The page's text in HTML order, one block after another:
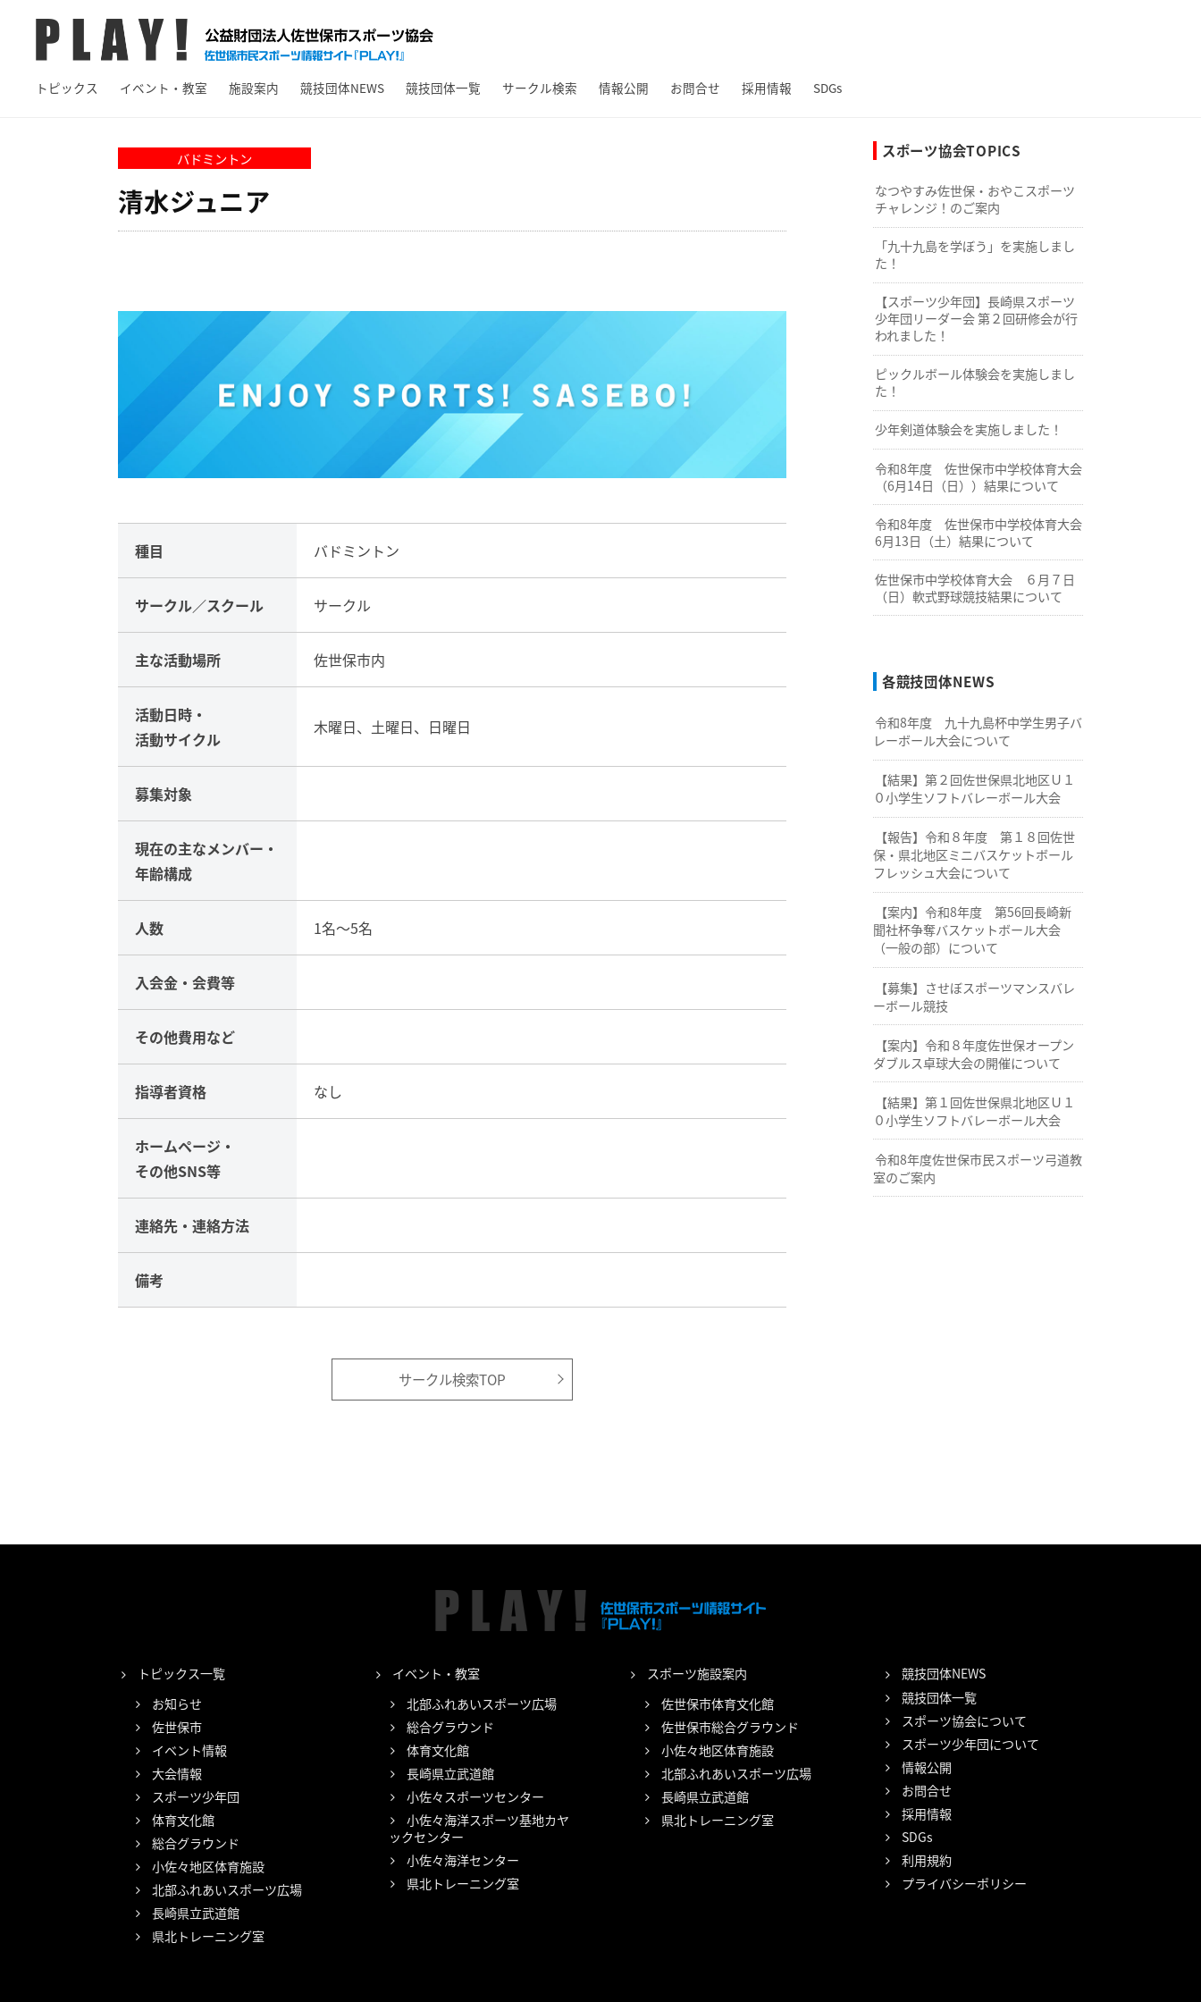
L世
トピックス イベント・教室 施設案内 競技団体NEWS 競技団体一覧 サークル検索 情報公開 お問合せ 採用情報 SDGs
バドミントン
清水ジュニア
種目 バドミントン
サークル／スクール サークル
主な活動場所 佐世保市内
活動日時・
活動サイクル
木曜日、土曜日、日曜日
募集対象
現在の主なメンバー・
年齢構成
人数 1名～5名
入会金・会費等
その他費用など
指導者資格 なし
ホームページ・
その他SNS等
連絡先・連絡方法
備考
サークル検索TOP
スポーツ協会TOPICS
なつやすみ佐世保・おやこスポーツ
チャレンジ！のご案内
「九十九島を学ぼう」を実施しまし
た！
【スポーツ少年団】長崎県スポーツ
少年団リーダー会 第２回研修会が行
われました！
ピックルボール体験会を実施しまし
た！
少年剣道体験会を実施しました！
令和8年度 佐世保市中学校体育大会
（6月14日（日））結果について
令和8年度 佐世保市中学校体育大会
6月13日（土）結果について
佐世保市中学校体育大会 ６月７日
（日）軟式野球競技結果について
各競技団体NEWS
令和8年度 九十九島杯中学生男子バ
レーボール大会について
【結果】第２回佐世保県北地区Ｕ１
０小学生ソフトバレーボール大会
【報告】令和８年度 第１８回佐世
保・県北地区ミニバスケットボール
フレッシュ大会について
【案内】令和8年度 第56回長崎新
聞社杯争奪バスケットボール大会
（一般の部）について
【募集】させぼスポーツマンスバレ
ーボール競技
【案内】令和８年度佐世保オープン
ダブルス卓球大会の開催について
【結果】第１回佐世保県北地区Ｕ１
０小学生ソフトバレーボール大会
令和8年度佐世保市民スポーツ弓道教
室のご案内
トピックス一覧
お知らせ
佐世保市
イベント情報
大会情報
スポーツ少年団
体育文化館
総合グラウンド
小佐々地区体育施設
北部ふれあいスポーツ広場
長崎県立武道館
県北トレーニング室
イベント・教室
北部ふれあいスポーツ広場
総合グラウンド
体育文化館
長崎県立武道館
小佐々スポーツセンター
小佐々海洋スポーツ基地カヤ
ックセンター
小佐々海洋センター
県北トレーニング室
スポーツ施設案内
佐世保市体育文化館
佐世保市総合グラウンド
小佐々地区体育施設
北部ふれあいスポーツ広場
長崎県立武道館
県北トレーニング室
競技団体NEWS
競技団体一覧
スポーツ協会について
スポーツ少年団について
情報公開
お問合せ
採用情報
SDGs
利用規約
プライバシーポリシー
!